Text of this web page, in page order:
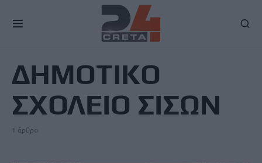
ΔΗΜΟΤΙΚΟ
ΣΧΟΛΕΙΟ ΣΙΣΩΝ
1 άρθρο